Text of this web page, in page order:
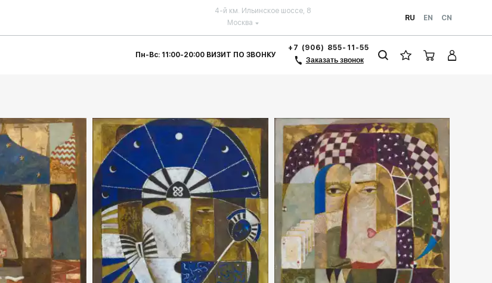
Москва
4-й км. Ильинское шоссе, 8
RU
EN CN
Пн-Вс: 11:00-20:00 ВИЗИТ ПО ЗВОНКУ
+7 (906) 855-11-55
Заказать звонок
rakovgallery.ru Домен: rakovgallery.ru Домен: rakovgallery.ru